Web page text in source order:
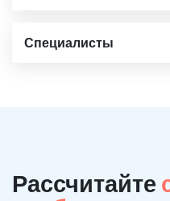
Специалисты
Рассчитайте